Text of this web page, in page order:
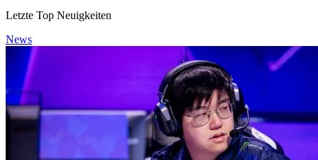
Letzte Top Neuigkeiten
News